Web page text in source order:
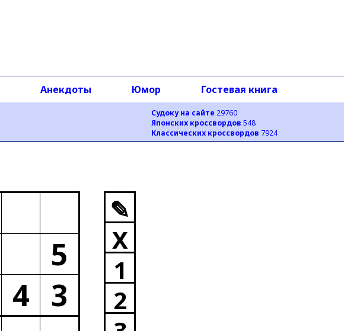
Судоку на сайте 29760
Японских кроссвордов 548
Классических кроссвордов 7924
Анекдоты Юмор Гостевая книга
5
4 3
✎
X
1
2